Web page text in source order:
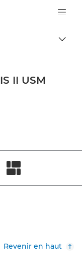
Logo, back to
II USM
Revenir en haut